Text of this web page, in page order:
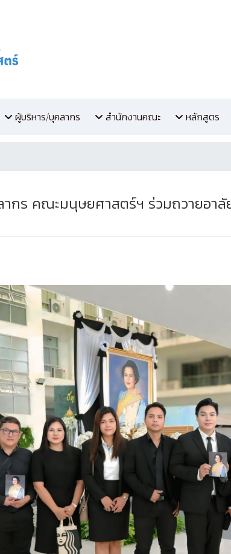
ผู้บริหาร/บุคลากร สำนักงานคณะ หลักสูตร
กร คณะมนุษยศาสตร์ฯ ร่วมถวายอาลั